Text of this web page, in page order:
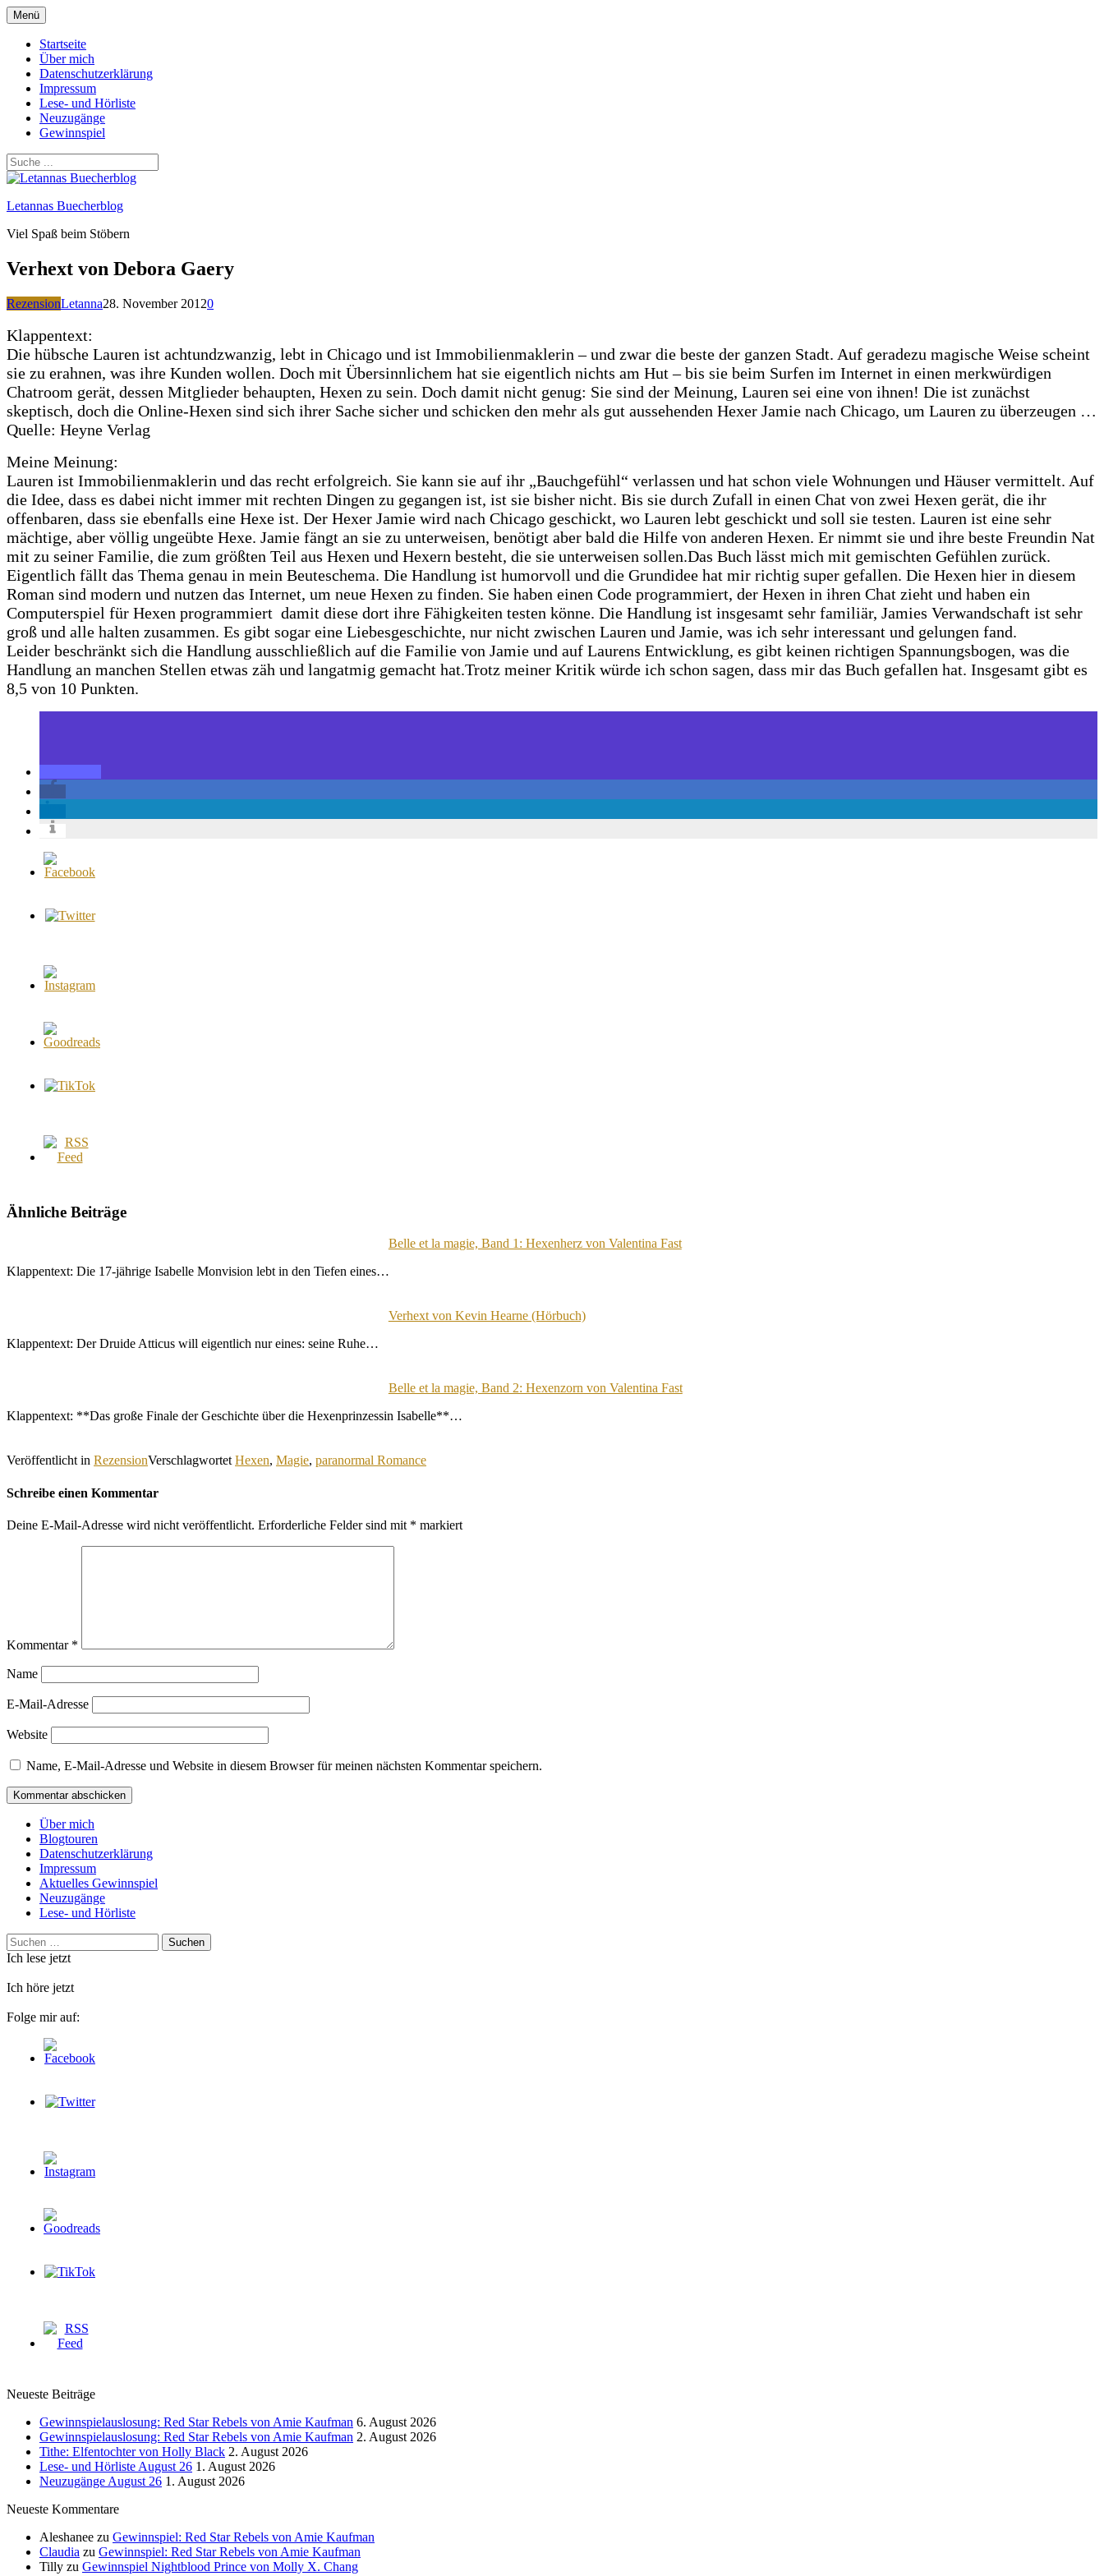
Zum
Inhalt
springen
Menü
Startseite
Über mich
Datenschutzerklärung
Impressum
Lese- und Hörliste
Neuzugänge
Gewinnspiel
Letannas Buecherblog
Viel Spaß beim Stöbern
Verhext von Debora Gaery
RezensionLetanna28. November 20120
Klappentext:
Die hübsche Lauren ist achtundzwanzig, lebt in Chicago und ist Immobilienmaklerin – und zwar die beste der ganzen Stadt. Auf geradezu magische Weise scheint
sie zu erahnen, was ihre Kunden wollen. Doch mit Übersinnlichem hat sie eigentlich nichts am Hut – bis sie beim Surfen im Internet in einen merkwürdigen
Chatroom gerät, dessen Mitglieder behaupten, Hexen zu sein. Doch damit nicht genug: Sie sind der Meinung, Lauren sei eine von ihnen! Die ist zunächst
skeptisch, doch die Online-Hexen sind sich ihrer Sache sicher und schicken den mehr als gut aussehenden Hexer Jamie nach Chicago, um Lauren zu überzeugen …
Quelle: Heyne Verlag
Meine Meinung:
Lauren ist Immobilienmaklerin und das recht erfolgreich. Sie kann sie auf ihr „Bauchgefühl“ verlassen und hat schon viele Wohnungen und Häuser vermittelt. Auf
die Idee, dass es dabei nicht immer mit rechten Dingen zu gegangen ist, ist sie bisher nicht. Bis sie durch Zufall in einen Chat von zwei Hexen gerät, die ihr
offenbaren, dass sie ebenfalls eine Hexe ist. Der Hexer Jamie wird nach Chicago geschickt, wo Lauren lebt geschickt und soll sie testen. Lauren ist eine sehr
mächtige, aber völlig ungeübte Hexe. Jamie fängt an sie zu unterweisen, benötigt aber bald die Hilfe von anderen Hexen. Er nimmt sie und ihre beste Freundin Nat
mit zu seiner Familie, die zum größten Teil aus Hexen und Hexern besteht, die sie unterweisen sollen.Das Buch lässt mich mit gemischten Gefühlen zurück.
Eigentlich fällt das Thema genau in mein Beuteschema. Die Handlung ist humorvoll und die Grundidee hat mir richtig super gefallen. Die Hexen hier in diesem
Roman sind modern und nutzen das Internet, um neue Hexen zu finden. Sie haben einen Code programmiert, der Hexen in ihren Chat zieht und haben ein
Computerspiel für Hexen programmiert damit diese dort ihre Fähigkeiten testen könne. Die Handlung ist insgesamt sehr familiär, Jamies Verwandschaft ist sehr
groß und alle halten zusammen. Es gibt sogar eine Liebesgeschichte, nur nicht zwischen Lauren und Jamie, was ich sehr interessant und gelungen fand.
Leider beschränkt sich die Handlung ausschließlich auf die Familie von Jamie und auf Laurens Entwicklung, es gibt keinen richtigen Spannungsbogen, was die
Handlung an manchen Stellen etwas zäh und langatmig gemacht hat.Trotz meiner Kritik würde ich schon sagen, dass mir das Buch gefallen hat. Insgesamt gibt es
8,5 von 10 Punkten.
Ähnliche Beiträge
Belle et la magie, Band 1: Hexenherz von Valentina Fast
Klappentext: Die 17-jährige Isabelle Monvision lebt in den Tiefen eines…
Verhext von Kevin Hearne (Hörbuch)
Klappentext: Der Druide Atticus will eigentlich nur eines: seine Ruhe…
Belle et la magie, Band 2: Hexenzorn von Valentina Fast
Klappentext: **Das große Finale der Geschichte über die Hexenprinzessin Isabelle**…
Veröffentlicht in RezensionVerschlagwortet Hexen, Magie, paranormal Romance
Schreibe einen Kommentar
Deine E-Mail-Adresse wird nicht veröffentlicht. Erforderliche Felder sind mit * markiert
Kommentar *
Name
E-Mail-Adresse
Website
Name, E-Mail-Adresse und Website in diesem Browser für meinen nächsten Kommentar speichern.
Über mich
Blogtouren
Datenschutzerklärung
Impressum
Aktuelles Gewinnspiel
Neuzugänge
Lese- und Hörliste
Suchen
nach:
Ich lese jetzt
Ich höre jetzt
Folge mir auf:
Neueste Beiträge
Gewinnspielauslosung: Red Star Rebels von Amie Kaufman 6. August 2026
Gewinnspielauslosung: Red Star Rebels von Amie Kaufman 2. August 2026
Tithe: Elfentochter von Holly Black 2. August 2026
Lese- und Hörliste August 26 1. August 2026
Neuzugänge August 26 1. August 2026
Neueste Kommentare
Aleshanee zu Gewinnspiel: Red Star Rebels von Amie Kaufman
Claudia zu Gewinnspiel: Red Star Rebels von Amie Kaufman
Tilly zu Gewinnspiel Nightblood Prince von Molly X. Chang